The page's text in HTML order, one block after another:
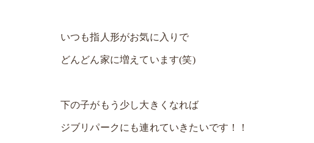
いつも指人形がお気に入りで
どんどん家に増えています(笑)
下の子がもう少し大きくなれば
ジブリパークにも連れていきたいです！！